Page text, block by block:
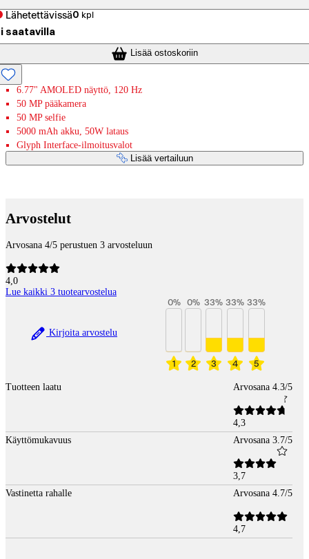
Lähetettävissä0 kpl
saatavilla
Lisää ostoskoriin
6.77" AMOLED näyttö, 120 Hz
50 MP pääkamera
50 MP selfie
5000 mAh akku, 50W lataus
Glyph Interface-ilmoitusvalot
Lisää vertailuun
Arvostelut
Arvosana 4/5 perustuen 3 arvosteluun
4,0
Lue kaikki 3 tuotearvostelua
Kirjoita arvostelu
1
0%
2
0%
3
33%
4
33%
5
33%
Tuotteen laatu Arvosana 4.3/5
4,3
Käyttömukavuus
Arvosana 3.7/5
3,7
Vastinetta rahalle
Arvosana 4.7/5
4,7